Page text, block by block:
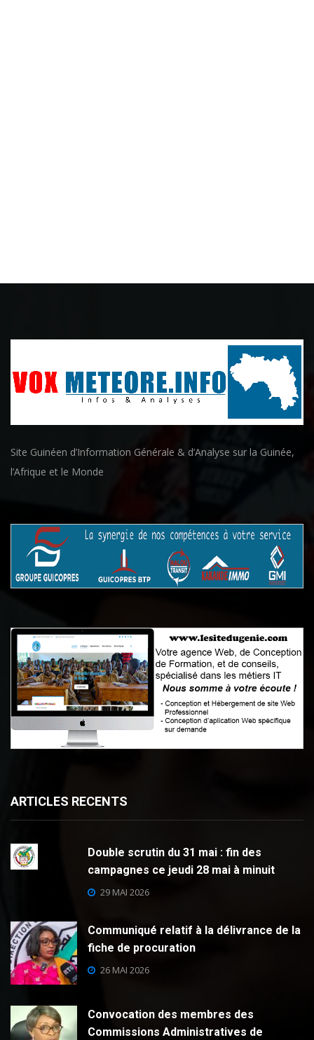
Site Guinéen d’Information Générale & d’Analyse sur la Guinée,
l’Afrique et le Monde
ARTICLES RECENTS
Double scrutin du 31 mai : fin des
campagnes ce jeudi 28 mai à minuit
29 MAI 2026
Communiqué relatif à la délivrance de la
fiche de procuration
26 MAI 2026
Convocation des membres des
Commissions Administratives de